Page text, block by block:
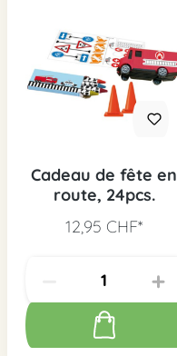
Cadeau de fête en
route, 24pcs.
12,95 CHF*